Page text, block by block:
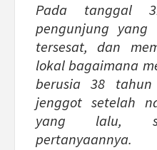
Pada tanggal
pengunjung
tersesat, dan
lokal bagaimana
berusia 38
jenggot setelah
yang lalu,
pertanyaannya.